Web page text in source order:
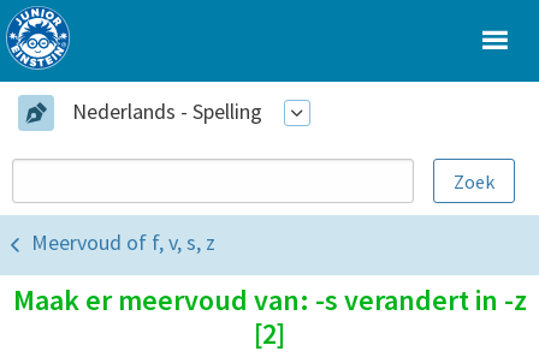
Nederlands - Spelling
Meervoud of f, v, s, z
Maak er meervoud van: -s verandert in -z
[2]